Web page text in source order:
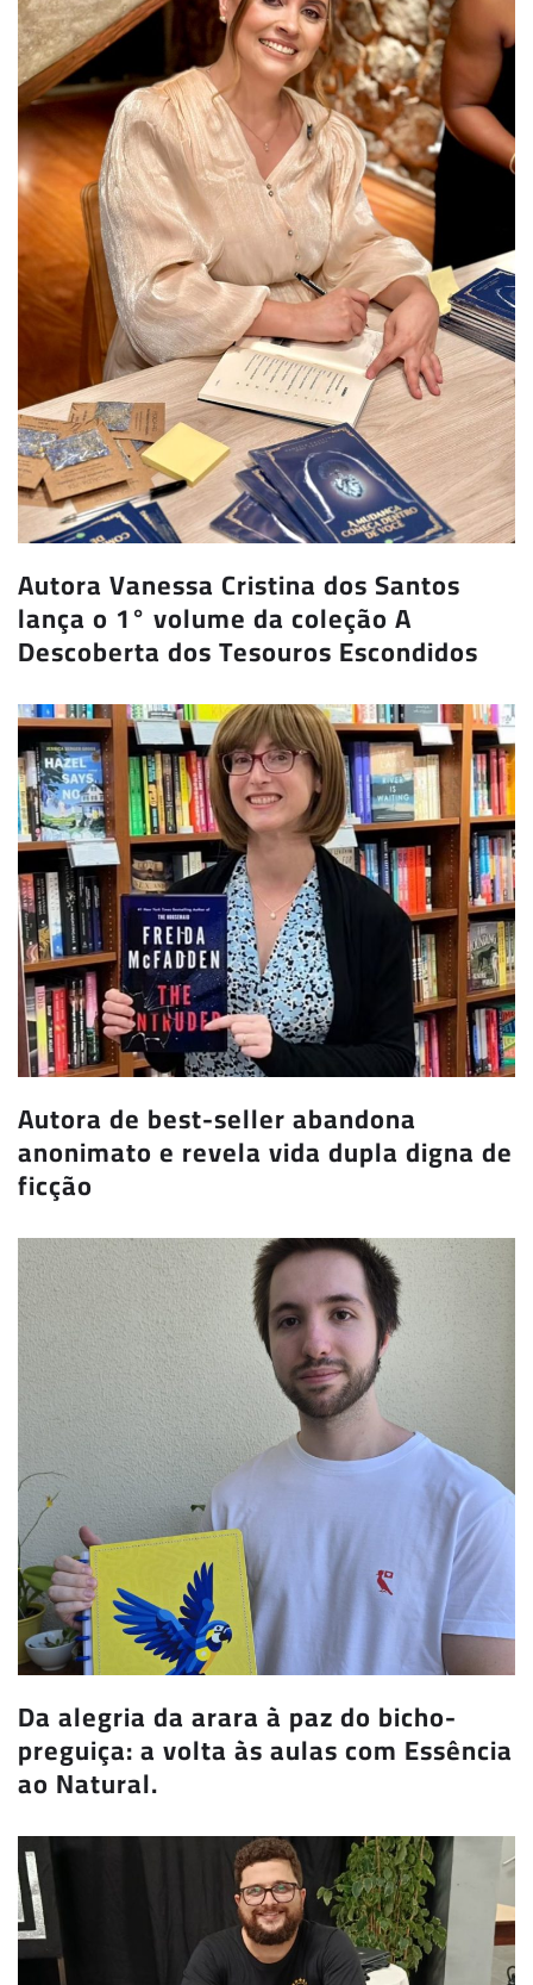
Autora Vanessa Cristina dos Santos
lança o 1° volume da coleção A
Descoberta dos Tesouros Escondidos
Autora de best-seller abandona
anonimato e revela vida dupla digna de
ficção
Da alegria da arara à paz do bicho-
preguiça: a volta às aulas com Essência
ao Natural.